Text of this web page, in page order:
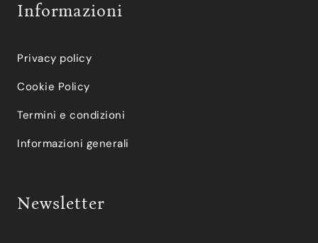
Informazioni
Privacy policy
Cookie Policy
Termini e condizioni
Informazioni generali
Newsletter